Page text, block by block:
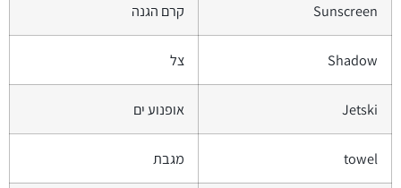
Sunscreen קרם הגנה
Shadow צל
Jetski אופנוע ים
towel מגבת